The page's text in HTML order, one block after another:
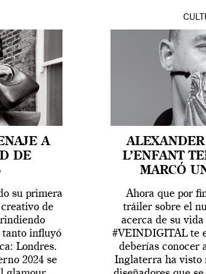
A
DE
su primera
de
tanto influyó
Londres.
2024 se
L’ENFANT
MARCÓ
Ahora que por
tráiler sobre el
acerca de su
#VEINDIGITAL te
deberías
Inglaterra ha visto